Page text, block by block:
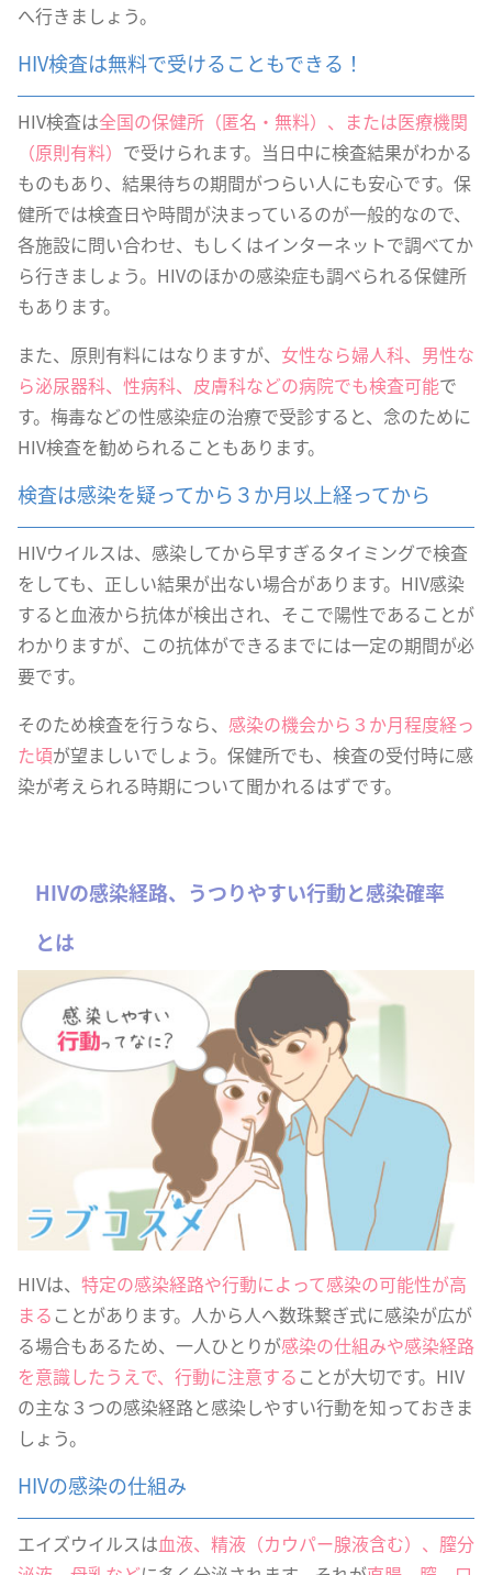
へ行きましょう。
HIV検査は無料で受けることもできる！
HIV検査は全国の保健所（匿名・無料）、または医療機関
（原則有料） で受けられます。当日中に検査結果がわかる
ものもあり、結果待ちの期間がつらい人にも安心です。保
健所では検査日や時間が決まっているのが一般的なので、
各施設に問い合わせ、もしくはインターネットで調べてか
ら行きましょう。HIVのほかの感染症も調べられる保健所
もあります。
また、原則有料にはなりますが、 女性なら婦人科、男性な
ら泌尿器科、性病科、皮膚科などの病院でも検査可能で
す。梅毒などの性感染症の治療で受診すると、念のために
HIV検査を勧められることもあります。
検査は感染を疑ってから３か月以上経ってから
HIVウイルスは、感染してから早すぎるタイミングで検査
をしても、正しい結果が出ない場合があります。HIV感染
すると血液から抗体が検出され、そこで陽性であることが
わかりますが、この抗体ができるまでには一定の期間が必
要です。
そのため検査を行うなら、 感染の機会から３か月程度経っ
た頃が望ましいでしょう。保健所でも、検査の受付時に感
染が考えられる時期について聞かれるはずです。
HIVの感染経路、うつりやすい行動と感染確率
とは
HIVは、 特定の感染経路や行動によって感染の可能性が高
まることがあります。人から人へ数珠繋ぎ式に感染が広が
る場合もあるため、一人ひとりが感染の仕組みや感染経路
を意識したうえで、行動に注意することが大切です。HIV
の主な３つの感染経路と感染しやすい行動を知っておきま
しょう。
HIVの感染の仕組み
エイズウイルスは血液、精液（カウパー腺液含む）、膣分